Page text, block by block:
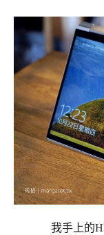
我手上的